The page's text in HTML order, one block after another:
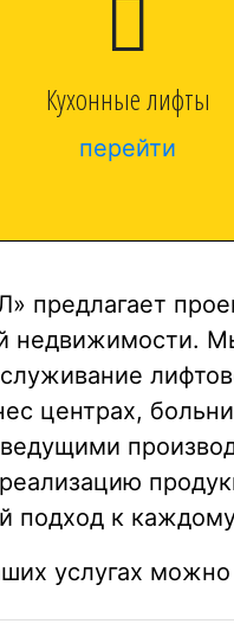
Кухонные лифты
перейти
предлагает
недвижимости.
центрах,
подход к
услугах можно